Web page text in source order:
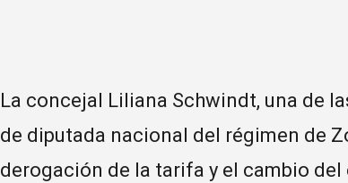
La concejal Liliana Schwindt, una de
de diputada nacional del régimen de
derogación de la tarifa y el cambio